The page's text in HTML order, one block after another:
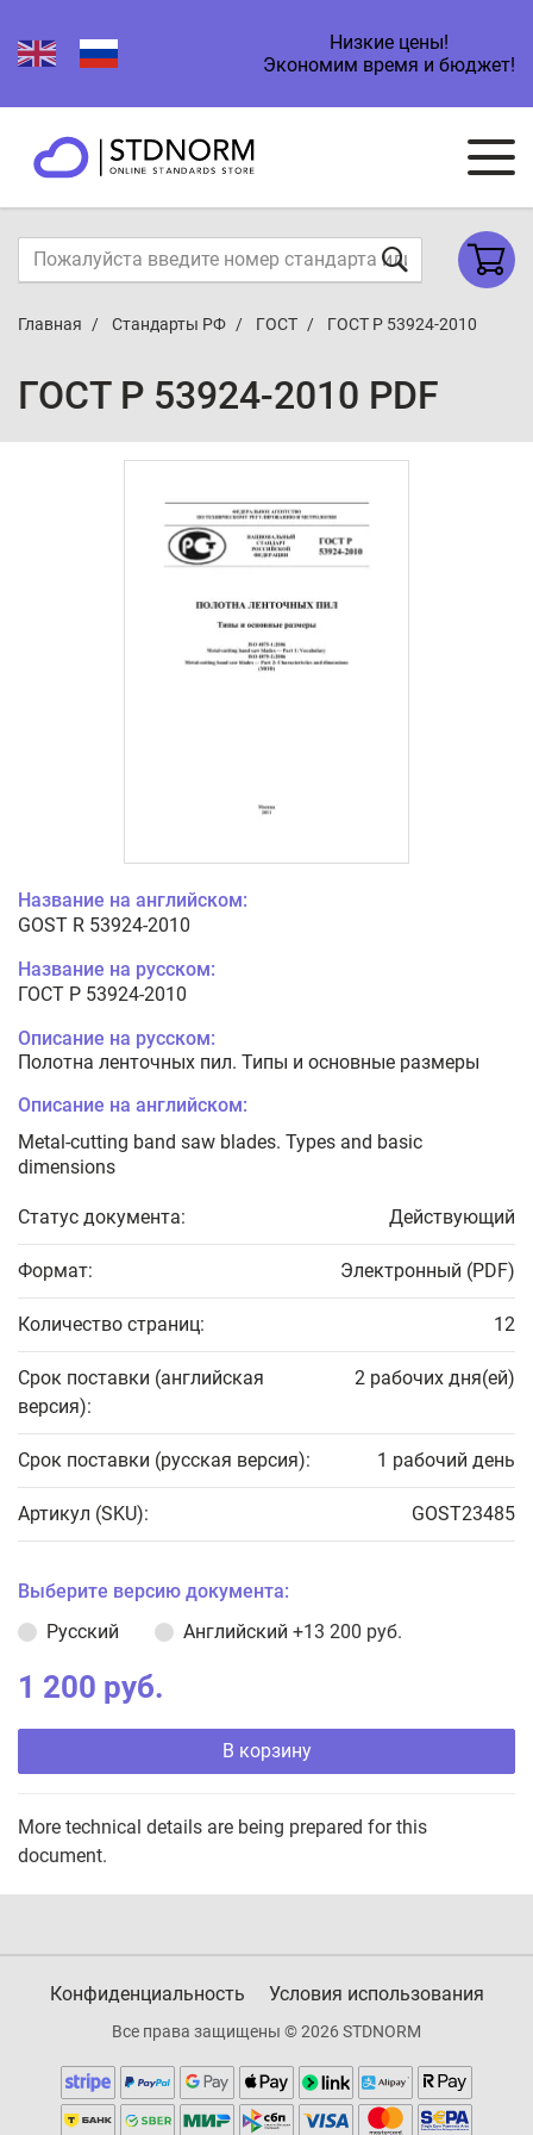
Низкие цены!
Экономим время и бюджет!
Главная Стандарты РФ ГОСТ ГОСТ Р 53924-2010
ГОСТ Р 53924-2010 PDF
Название на английском:
GOST R 53924-2010
Название на русском:
ГОСТ Р 53924-2010
Описание на русском:
Полотна ленточных пил. Типы и основные размеры
Описание на английском:
Metal-cutting band saw blades. Types and basic
dimensions
Статус документа: Действующий
Формат: Электронный (PDF)
Количество страниц: 12
Срок поставки (английская
версия):
2 рабочих дня(ей)
Срок поставки (русская версия): 1 рабочий день
Артикул (SKU): GOST23485
Выберите версию документа:
Русский
Английский +13 200 руб.
1 200 руб.
В корзину
More technical details are being prepared for this
document.
Конфиденциальность Условия использования
Все права защищены © 2026 STDNORM